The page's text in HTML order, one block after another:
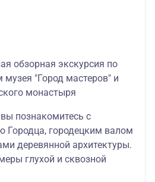
обзорная экскурсия по
музея "Город мастеров" и
монастыря
ы познакомитесь с
Городца, городецким валом
деревянной архитектуры.
глухой и сквозной